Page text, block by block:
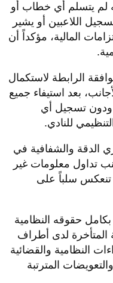
لم يتسلم أي خطاب أو
اللاعبين أو يشير
المالية، مؤكداً أن
الرابطة لاستكمال
بعد استيفاء جميع
ودون تسجيل أي
للنادي.
الدقة والشفافية في
تداول معلومات غير
تنعكس سلباً على
بكامل حقوقه النظامية
المتأخرة لدى أطراف
النظامية والقضائية
المترتبة